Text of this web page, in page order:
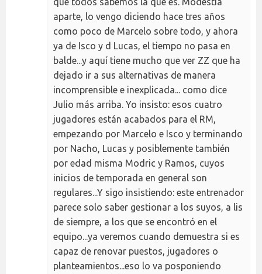
aparte, lo vengo diciendo hace tres años
como poco de Marcelo sobre todo, y ahora
ya de Isco y d Lucas, el tiempo no pasa en
balde...y aquí tiene mucho que ver ZZ que ha
dejado ir a sus alternativas de manera
incomprensible e inexplicada... como dice
Julio más arriba. Yo insisto: esos cuatro
jugadores están acabados para el RM,
empezando por Marcelo e Isco y terminando
por Nacho, Lucas y posiblemente también
por edad misma Modric y Ramos, cuyos
inicios de temporada en general son
regulares...Y sigo insistiendo: este entrenador
parece solo saber gestionar a los suyos, a lis
de siempre, a los que se encontró en el
equipo...ya veremos cuando demuestra si es
capaz de renovar puestos, jugadores o
planteamientos...eso lo va posponiendo